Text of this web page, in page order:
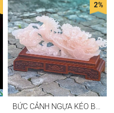
2%
BỨC CẢNH NGỰA KÉO BẮP CẢI ĐÁ NGỌC ONYX HỒNG CAO 30P NGANG 60P T3540